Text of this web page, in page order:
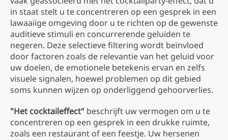
in staat stelt u te concentreren op een gesprek in een
lawaaiige omgeving door u te richten op de gewenste
auditieve stimuli en concurrerende geluiden te
negeren. Deze selectieve filtering wordt beïnvloed
door factoren zoals de relevantie van het geluid voor
uw doelen, de emotionele betekenis ervan en zelfs
visuele signalen, hoewel problemen op dit gebied
soms kunnen wijzen op onderliggend gehoorverlies.
"Het cocktaileffect" beschrijft uw vermogen om u te
concentreren op een gesprek in een drukke ruimte,
zoals een restaurant of een feestje. Uw hersenen